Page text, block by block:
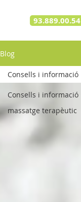
93.889.00.54
Blog
Consells i informació
massatge terapèutic
Consells i informació